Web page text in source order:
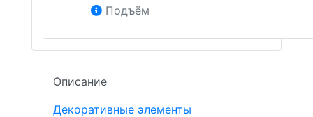
Подъём
Описание
Декоративные элементы